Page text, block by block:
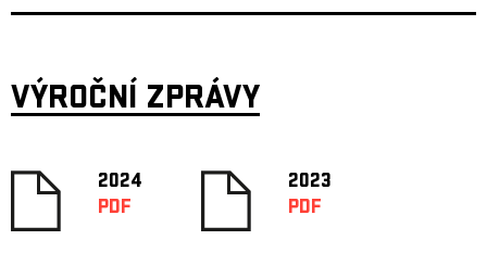
VÝROČNÍ ZPRÁVY
2024
PDF
2023
PDF